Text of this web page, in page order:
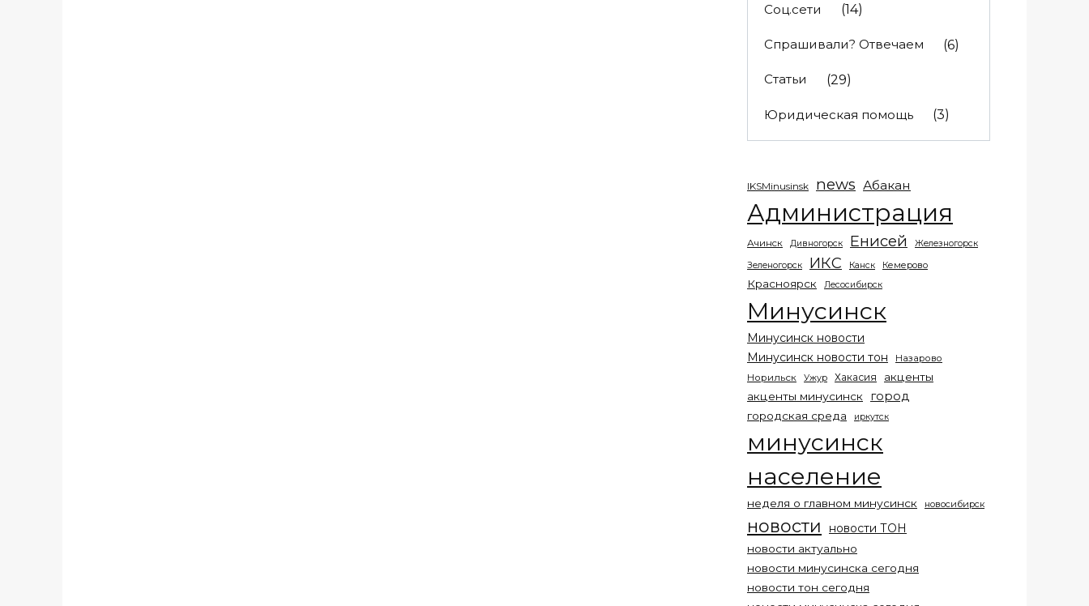
Соц.сети (14)
Спрашивали? Отвечаем (6)
Статьи (29)
Юридическая помощь (3)
IKSMinusinsk news Абакан
Администрация
Ачинск Дивногорск Енисей Железногорск
Зеленогорск ИКС Канск Кемерово
Красноярск Лесосибирск
Минусинск
Минусинск новости
Минусинск новости тон
Назарово
Норильск
Ужур Хакасия
акценты
акценты минусинск
город
городская среда иркутск
минусинск
население
неделя о главном минусинск новосибирск
новости новости ТОН
новости актуально
новости минусинска сегодня
новости тон сегодня